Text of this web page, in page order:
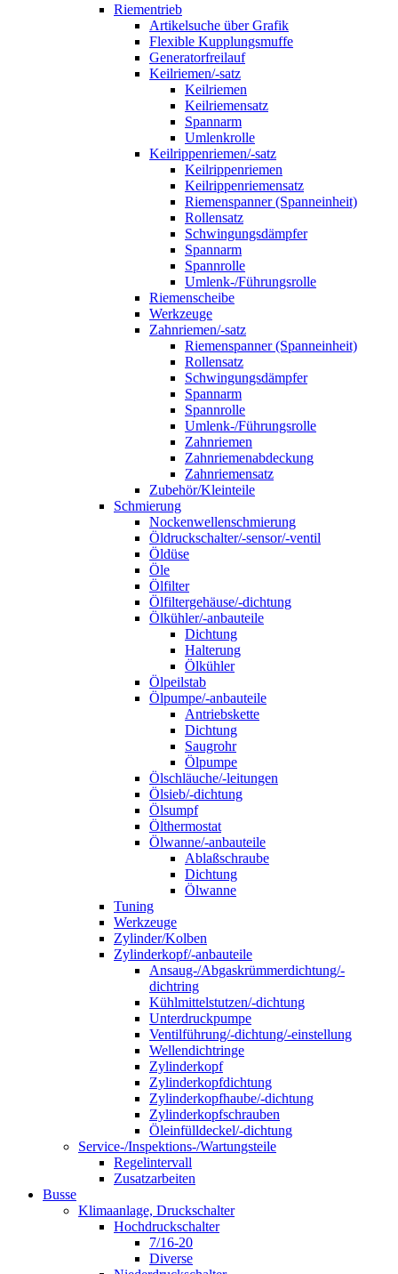
Riementrieb
Artikelsuche über Grafik
Flexible Kupplungsmuffe
Generatorfreilauf
Keilriemen/-satz
Keilriemen
Keilriemensatz
Spannarm
Umlenkrolle
Keilrippenriemen/-satz
Keilrippenriemen
Keilrippenriemensatz
Riemenspanner (Spanneinheit)
Rollensatz
Schwingungsdämpfer
Spannarm
Spannrolle
Umlenk-/Führungsrolle
Riemenscheibe
Werkzeuge
Zahnriemen/-satz
Riemenspanner (Spanneinheit)
Rollensatz
Schwingungsdämpfer
Spannarm
Spannrolle
Umlenk-/Führungsrolle
Zahnriemen
Zahnriemenabdeckung
Zahnriemensatz
Zubehör/Kleinteile
Schmierung
Nockenwellenschmierung
Öldruckschalter/-sensor/-ventil
Öldüse
Öle
Ölfilter
Ölfiltergehäuse/-dichtung
Ölkühler/-anbauteile
Dichtung
Halterung
Ölkühler
Ölpeilstab
Ölpumpe/-anbauteile
Antriebskette
Dichtung
Saugrohr
Ölpumpe
Ölschläuche/-leitungen
Ölsieb/-dichtung
Ölsumpf
Ölthermostat
Ölwanne/-anbauteile
Ablaßschraube
Dichtung
Ölwanne
Tuning
Werkzeuge
Zylinder/Kolben
Zylinderkopf/-anbauteile
Ansaug-/Abgaskrümmerdichtung/-
dichtring
Kühlmittelstutzen/-dichtung
Unterdruckpumpe
Ventilführung/-dichtung/-einstellung
Wellendichtringe
Zylinderkopf
Zylinderkopfdichtung
Zylinderkopfhaube/-dichtung
Zylinderkopfschrauben
Öleinfülldeckel/-dichtung
Service-/Inspektions-/Wartungsteile
Regelintervall
Zusatzarbeiten
Busse
Klimaanlage, Druckschalter
Hochdruckschalter
7/16-20
Diverse